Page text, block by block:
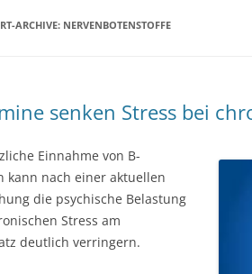
ARCHIVE: NERVENBOTENSTOFFE
senken Stress bei
Einnahme von B-
kann nach einer aktuellen
die psychische Belastung
Stress am
deutlich verringern.